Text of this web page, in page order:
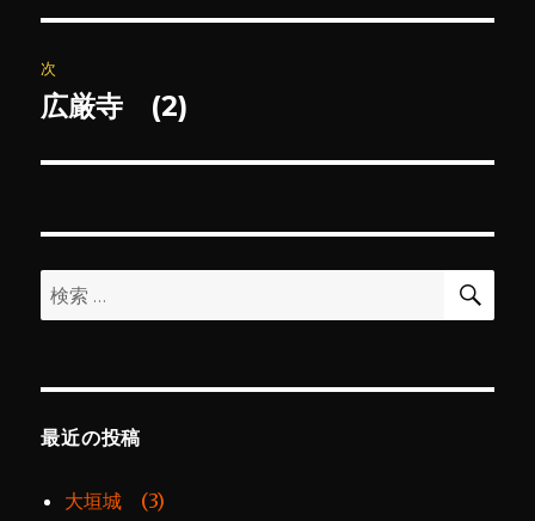
ビ
ゲ
ー
ン
投
稿:
次
次
投
広厳寺 (2)
検
索:
検
最近の投稿
大垣城 (3)